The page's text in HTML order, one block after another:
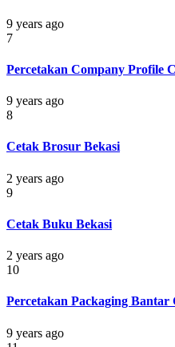
9 years ago
7
Percetakan Company Profile
9 years ago
8
Cetak Brosur Bekasi
2 years ago
9
Cetak Buku Bekasi
2 years ago
10
Percetakan Packaging Bantar
9 years ago